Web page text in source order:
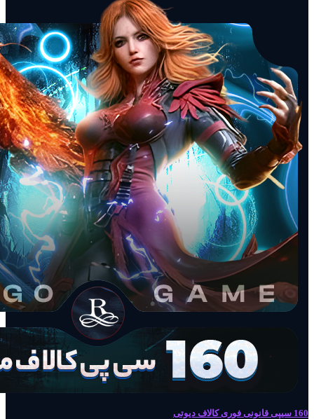
160 سیپی قانونی فوری کالاف دیوتی